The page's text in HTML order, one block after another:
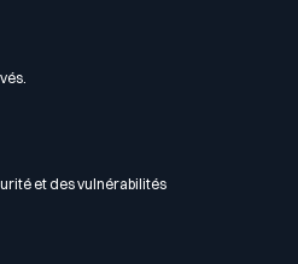
et des vulnérabilités